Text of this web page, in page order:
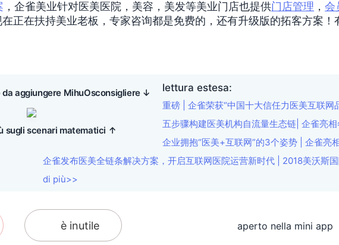
，企雀美业针对医美医院，美容，美发等美业门店也提供门店管理 ， 会
正在扶持美业老板， 专家咨询都是免费的，还有升级版的拓客方案！
aggiungere MihuOsconsigliere ↓
sugli scenari matematici ↑
lettura estesa:
重磅 | 企雀荣获“中国十大信任力医美互联网
五步骤构建医美机构自流量生态链| 企雀亮
企业拥抱“医美+互联网”的3个姿势 | 企雀亮
企雀发布医美全链条解决方案，开启互联网医院运营新时代 | 2018美沃斯
di più>>
è inutile aperto nella mini app